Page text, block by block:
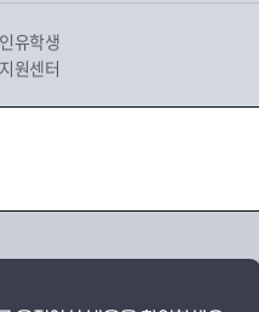
유학생
원센터